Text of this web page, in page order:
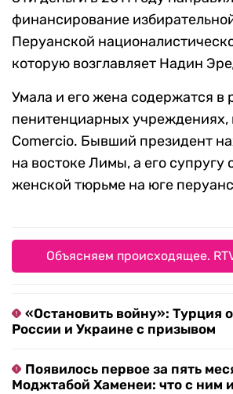
финансирование
Перуанской
которую возглавляет Надин
Умала и его жена содержатся в
пенитенциарных учреждениях,
Comercio. Бывший президент
на востоке Лимы, а его супругу
женской тюрьме на юге
Объясняем происходящее.
«Остановить войну»: Турция
России и Украине с призывом
Появилось первое за пять
Моджтабой Хаменеи: что с ним